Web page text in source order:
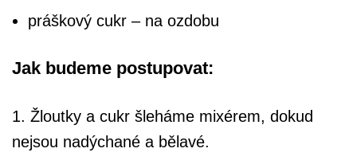
práškový cukr – na ozdobu
Jak budeme postupovat:
1. Žloutky a cukr šleháme mixérem, dokud
nejsou nadýchané a bělavé.